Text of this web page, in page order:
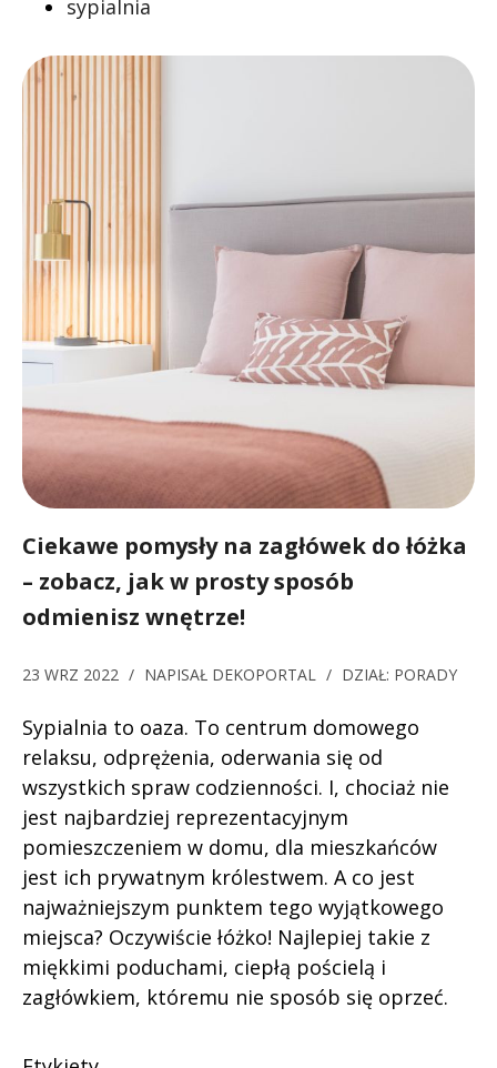
sypialnia
Ciekawe pomysły na zagłówek do łóżka
– zobacz, jak w prosty sposób
odmienisz wnętrze!
23 WRZ 2022 / NAPISAŁ DEKOPORTAL / DZIAŁ: PORADY
Sypialnia to oaza. To centrum domowego
relaksu, odprężenia, oderwania się od
wszystkich spraw codzienności. I, chociaż nie
jest najbardziej reprezentacyjnym
pomieszczeniem w domu, dla mieszkańców
jest ich prywatnym królestwem. A co jest
najważniejszym punktem tego wyjątkowego
miejsca? Oczywiście łóżko! Najlepiej takie z
miękkimi poduchami, ciepłą pościelą i
zagłówkiem, któremu nie sposób się oprzeć.